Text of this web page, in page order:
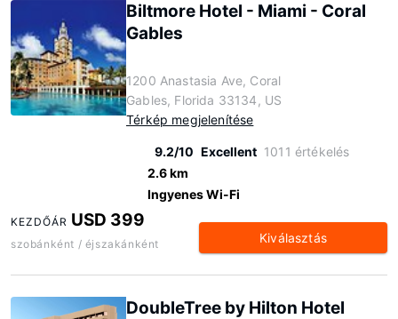
Biltmore Hotel - Miami - Coral
Gables
1200 Anastasia Ave, Coral
Gables, Florida 33134, US
Térkép megjelenítése
9.2/10 Excellent 1011 értékelés
2.6 km
Ingyenes Wi-Fi
KEZDŐÁR USD 399
szobánként / éjszakánként Kiválasztás
DoubleTree by Hilton Hotel